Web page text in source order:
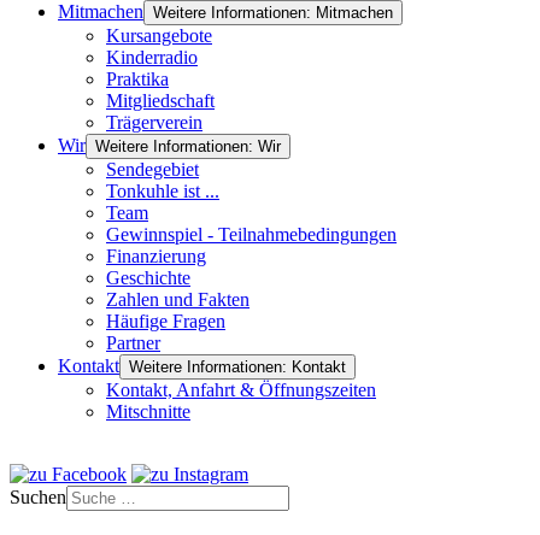
Mitmachen Weitere Informationen: Mitmachen
Kursangebote
Kinderradio
Praktika
Mitgliedschaft
Trägerverein
Wir Weitere Informationen: Wir
Sendegebiet
Tonkuhle ist ...
Team
Gewinnspiel - Teilnahmebedingungen
Finanzierung
Geschichte
Zahlen und Fakten
Häufige Fragen
Partner
Kontakt Weitere Informationen: Kontakt
Kontakt, Anfahrt & Öffnungszeiten
Mitschnitte
Suchen